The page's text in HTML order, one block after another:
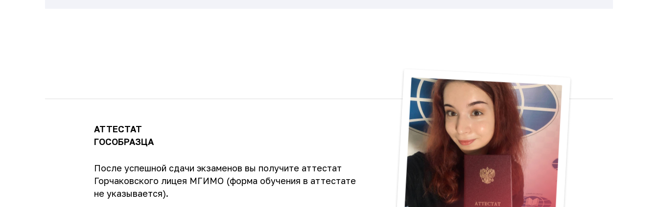
После успешной сдачи экзаменов вы получите аттестат
Горчаковского лицея МГИМО (форма обучения в аттестате
не указывается).
АТТЕСТАТ
ГОСОБРАЗЦА